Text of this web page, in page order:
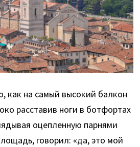
как на самый высокий балкон
расставив ноги в ботфортах
оцепленную парнями
говорил: «да, это мой